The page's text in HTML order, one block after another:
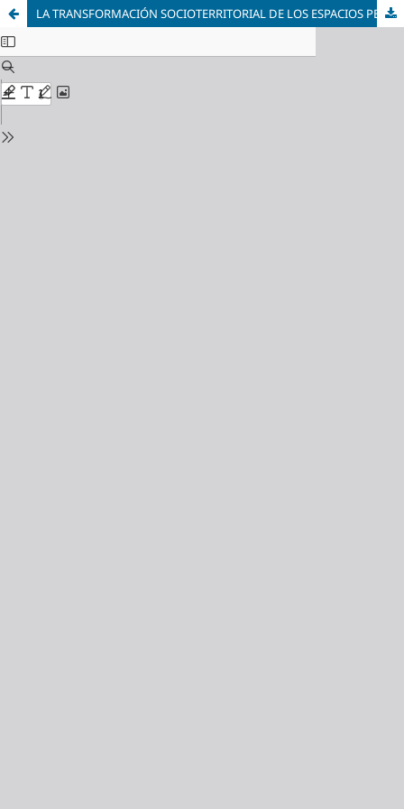
LA TRANSFORMACIÓN SOCIOTERRITORIAL DE LOS ESPACIOS PERIURBANOS MOTIVADA POR EL TURISMO. EL CASO DEL MUNICIPIO DEL REAL VALLE DE CAMARGO (CANTABRIA)